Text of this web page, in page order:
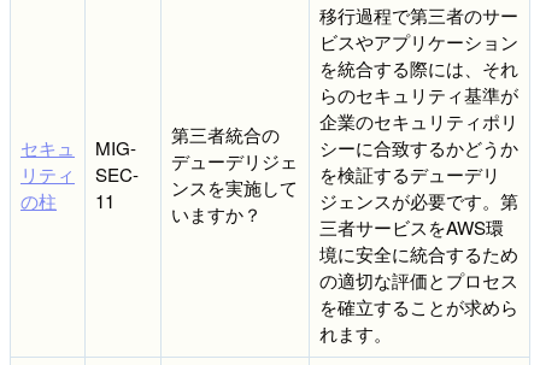
セキュ
リティ
の柱
MIG-
SEC-
11
第三者統合の
デューデリジェ
ンスを実施して
いますか？
移行過程で第三者のサー
ビスやアプリケーション
を統合する際には、それ
らのセキュリティ基準が
企業のセキュリティポリ
シーに合致するかどうか
を検証するデューデリ
ジェンスが必要です。第
三者サービスをAWS環
境に安全に統合するため
の適切な評価とプロセス
を確立することが求めら
れます。